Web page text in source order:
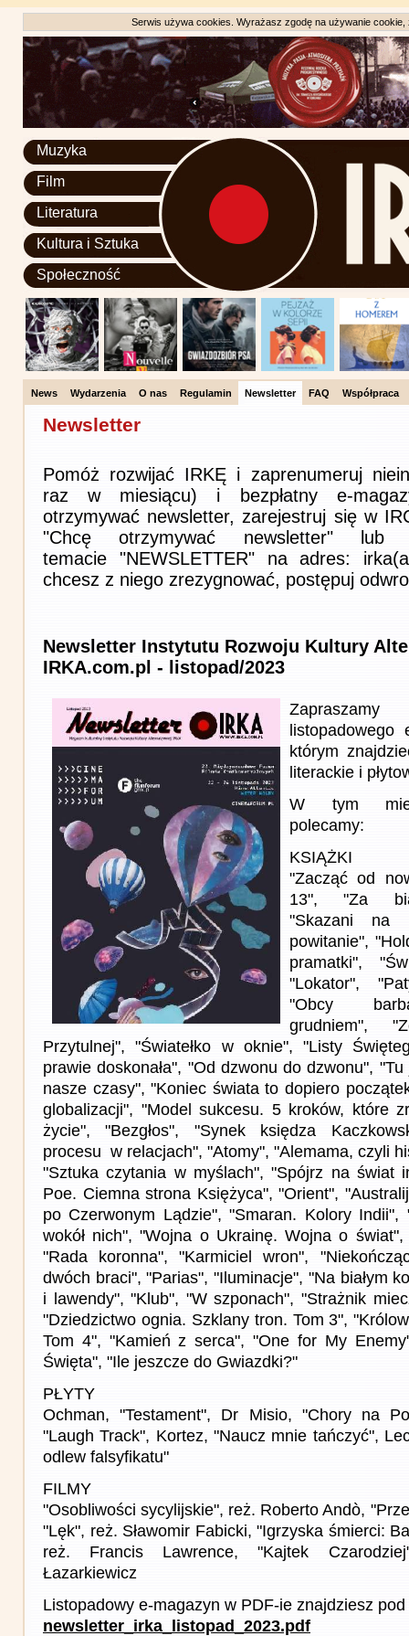
Serwis używa cookies. Wyrażasz zgodę na używanie
Muzyka
Film
Literatura
Kultura i Sztuka
Społeczność
News Wydarzenia O nas Regulamin Newsletter FAQ Współpraca
Newsletter
Pomóż rozwijać IRKĘ i zaprenumeruj
raz w miesiącu) i bezpłatny e-
otrzymywać newsletter, zarejestruj się w
"Chcę otrzymywać newsletter"
temacie "NEWSLETTER" na adres:
chcesz z niego zrezygnować, postępuj
Newsletter Instytutu Rozwoju Kultury
IRKA.com.pl - listopad/2023
listopadowego
którym
literackie i
W tym
polecamy:
KSIĄŻKI
"Zacząć od
13", "Za
"Skazani na
powitanie",
pramatki",
"Lokator",
"Obcy
grudniem",
Przytulnej", "Światełko w oknie", "Listy
prawie doskonała", "Od dzwonu do dzwonu",
nasze czasy", "Koniec świata to dopiero
globalizacji", "Model sukcesu. 5 kroków, które
życie", "Bezgłos", "Synek księdza
procesu w relacjach", "Atomy", "Alemama, czyli
"Sztuka czytania w myślach", "Spójrz na świat
Poe. Ciemna strona Księżyca", "Orient",
po Czerwonym Lądzie", "Smaran. Kolory Indii",
wokół nich", "Wojna o Ukrainę. Wojna o świat",
"Rada koronna", "Karmiciel wron",
dwóch braci", "Parias", "Iluminacje", "Na białym
i lawendy", "Klub", "W szponach", "Strażnik
"Dziedzictwo ognia. Szklany tron. Tom 3",
Tom 4", "Kamień z serca", "One for My
Święta", "Ile jeszcze do Gwiazdki?"
PŁYTY
Ochman, "Testament", Dr Misio, "Chory na
"Laugh Track", Kortez, "Naucz mnie tańczyć",
odlew falsyfikatu"
FILMY
"Osobliwości sycylijskie", reż. Roberto Andò,
"Lęk", reż. Sławomir Fabicki, "Igrzyska śmierci:
reż. Francis Lawrence, "Kajtek
Łazarkiewicz
Listopadowy e-magazyn w PDF-ie znajdziesz
newsletter_irka_listopad_2023.pdf